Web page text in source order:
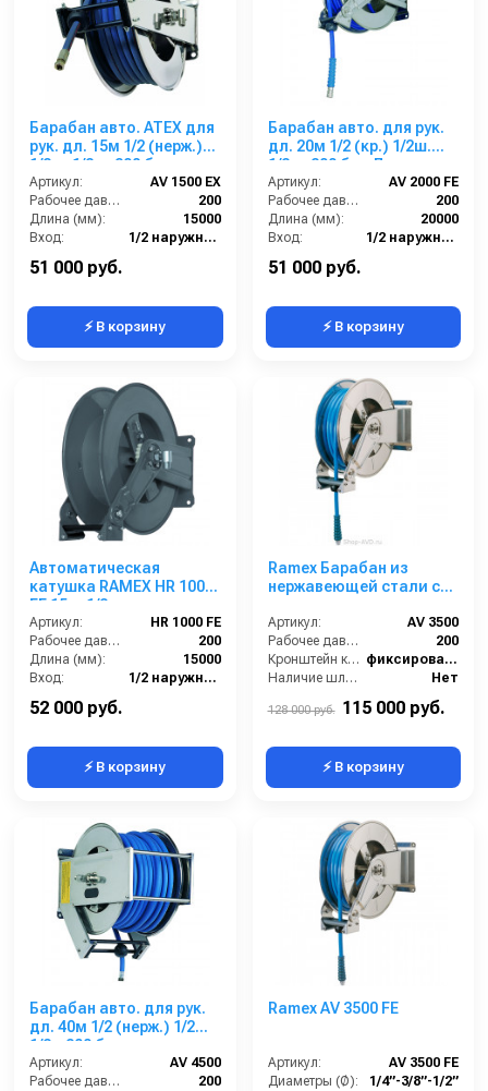
Барабан авто. ATEX для
рук. дл. 15м 1/2 (нерж.)
1/2ш. 1/2ш. 200 бар
Артикул:
AV 1500 EX
Рабочее давление (бар):
200
Длина (мм):
15000
Вход:
1/2 наружняя резьба
51 000 руб.
⚡ В корзину
Барабан авто. для рук.
дл. 20м 1/2 (кр.) 1/2ш.
1/2ш. 200 бар Легкая
пружина
Артикул:
AV 2000 FE
Рабочее давление (бар):
200
Длина (мм):
20000
Вход:
1/2 наружняя резьба
51 000 руб.
⚡ В корзину
Автоматическая
катушка RAMEX HR 1000
FE 15 м 1/2
Артикул:
HR 1000 FE
Рабочее давление (бар):
200
Длина (мм):
15000
Вход:
1/2 наружняя резьба
52 000 руб.
⚡ В корзину
Ramex Барабан из
нержавеющей стали с
механизмом AV 3500
Артикул:
AV 3500
Рабочее давление (бар):
200
Кронштейн катушки:
фиксированный
Наличие шланга:
Нет
открытая
128 000 руб. 115 000 руб.
⚡ В корзину
Барабан авто. для рук.
дл. 40м 1/2 (нерж.) 1/2ш.
1/2г. 200 бар
Артикул:
AV 4500
Рабочее давление (бар):
200
Ramex AV 3500 FE
Артикул:
AV 3500 FE
Диаметры (Ø):
1/4”-3/8”-1/2”